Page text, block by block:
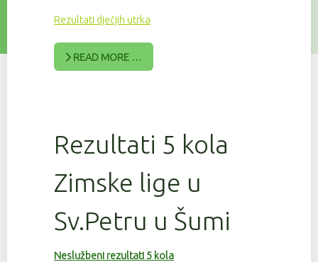
Rezultati dječjih utrka
READ MORE …
Rezultati 5 kola
Zimske lige u
Sv.Petru u Šumi
Neslužbeni rezultati 5 kola